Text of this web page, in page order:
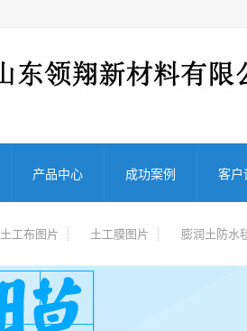
产品中心 成功案例 客户
土工布图片 土工膜图片 膨润土防水